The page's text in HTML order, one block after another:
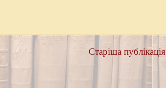
Старіша публікація